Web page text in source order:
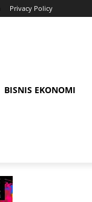
Privacy Policy
BISNIS EKONOMI